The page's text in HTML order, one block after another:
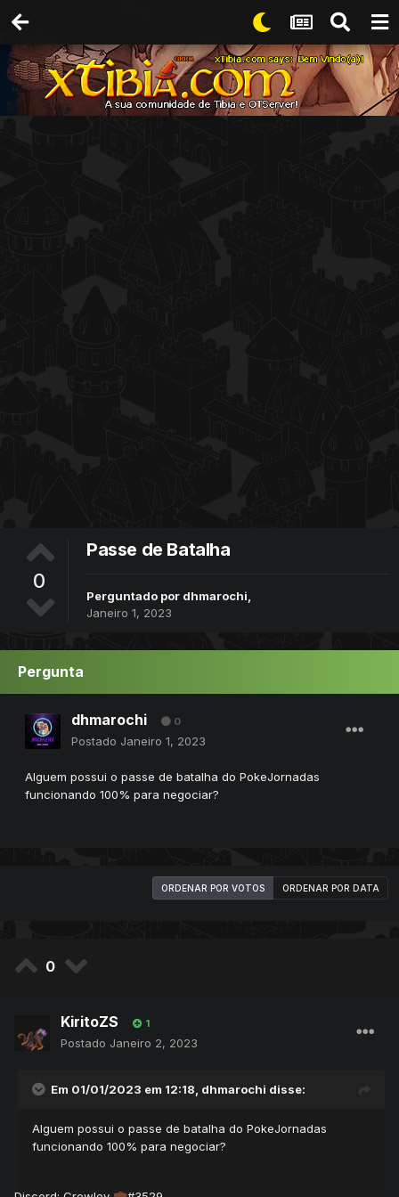
0
Passe de Batalha
Perguntado por dhmarochi,
Janeiro 1, 2023
Pergunta
dhmarochi 0
Postado Janeiro 1, 2023
Alguem possui o passe de batalha do PokeJornadas
funcionando 100% para negociar?
ORDENAR POR VOTOS ORDENAR POR DATA
0
KiritoZS 1
Postado Janeiro 2, 2023
Em 01/01/2023 em 12:18, dhmarochi disse:
Alguem possui o passe de batalha do PokeJornadas
funcionando 100% para negociar?